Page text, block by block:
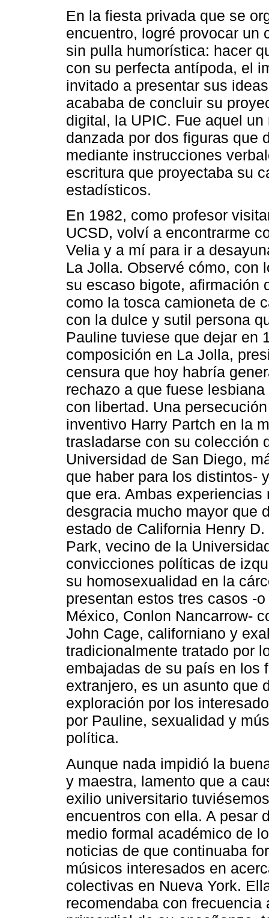
En la fiesta privada que se
encuentro, logré provocar un
sin pulla humorística: hacer
con su perfecta antípoda, el
invitado a presentar sus
acababa de concluir su
digital, la UPIC. Fue aquel
danzada por dos figuras que
mediante instrucciones
escritura que proyectaba su
estadísticos.
En 1982, como profesor
UCSD, volví a encontrarme
Velia y a mí para ir a
La Jolla. Observé cómo, con
su escaso bigote, afirmación
como la tosca camioneta de
con la dulce y sutil persona
Pauline tuviese que dejar en
composición en La Jolla,
censura que hoy habría
rechazo a que fuese
con libertad. Una
inventivo Harry Partch en la
trasladarse con su colección
Universidad de San Diego,
que haber para los distintos-
que era. Ambas
desgracia mucho mayor que
estado de California Henry
Park, vecino de la
convicciones políticas de
su homosexualidad en la
presentan estos tres casos -
México, Conlon Nancarrow-
John Cage, californiano y
tradicionalmente tratado por
embajadas de su país en los
extranjero, es un asunto que
exploración por los
por Pauline, sexualidad y
política.
Aunque nada impidió la
y maestra, lamento que a
exilio universitario
encuentros con ella. A pesar
medio formal académico de
noticias de que continuaba
músicos interesados en
colectivas en Nueva York.
recomendaba con